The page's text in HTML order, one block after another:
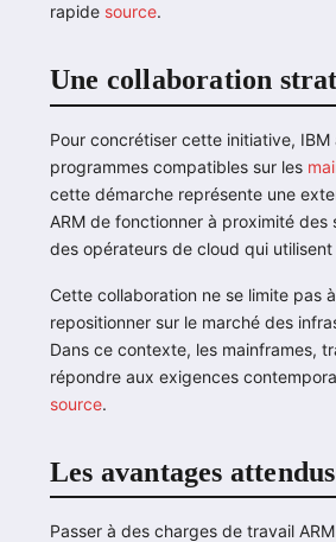
rapide source.
Une collaboration
Pour concrétiser cette initiative,
programmes compatibles sur les
cette démarche représente une
ARM de fonctionner à proximité
des opérateurs de cloud qui
Cette collaboration ne se limite pas
repositionner sur le marché des
Dans ce contexte, les mainframes,
répondre aux exigences
source.
Les avantages
Passer à des charges de travail